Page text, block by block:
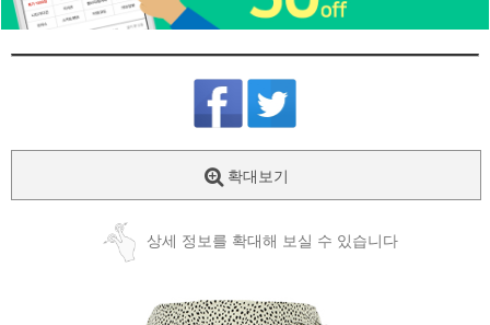
확대보기
상세 정보를 확대해 보실 수 있습니다